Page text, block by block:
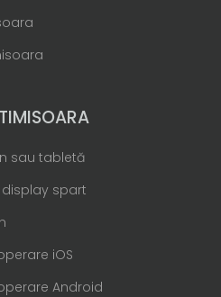
sau tabletă
spart
iOS
Android